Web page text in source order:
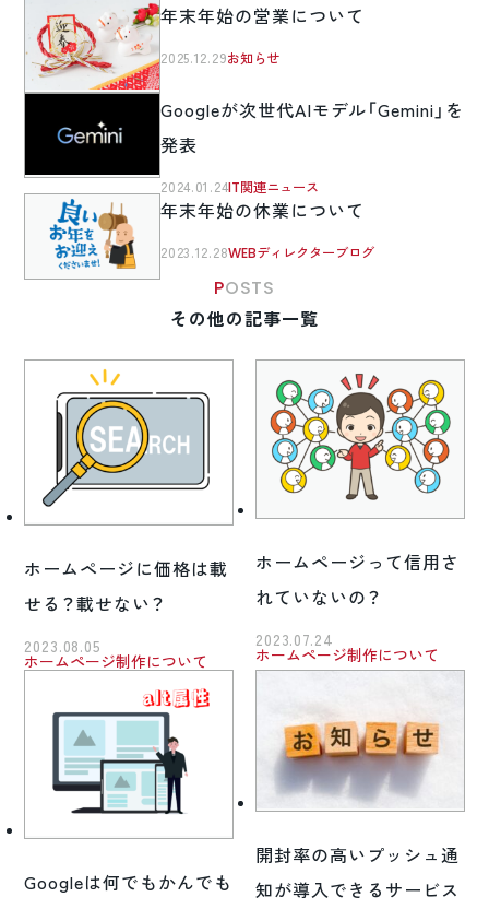
年末年始の営業について
2025.12.29お知らせ
Googleが次世代AIモデル「Gemini」を
発表
2024.01.24IT関連ニュース
年末年始の休業について
2023.12.28WEBディレクターブログ
POSTS
その他の記事一覧
ホームページに価格は載
せる？載せない？
2023.08.05
ホームページ制作について
ホームページって信用さ
れていないの？
2023.07.24
ホームページ制作について
Googleは何でもかんでも
開封率の高いプッシュ通
知が導入できるサービス